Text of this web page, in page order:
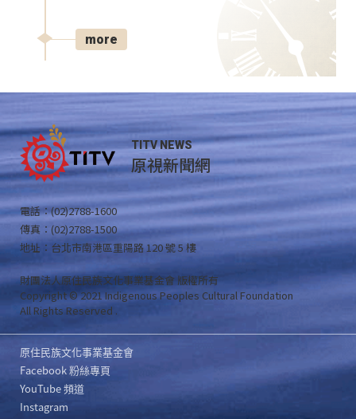
more
TITV NEWS
原視新聞網
電話：(02)2788-1600
傳真：(02)2788-1500
地址：台北市南港區重陽路 120 號 5 樓
財團法人原住民族文化事業基金會 版權所有
Copyright © 2021 Indigenous Peoples Cultural Foundation
All Rights Reserved .
原住民族文化事業基金會
Facebook 粉絲專頁
YouTube 頻道
Instagram